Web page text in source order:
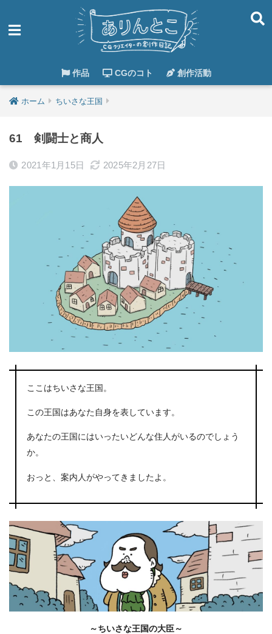
作品 CGのコト 創作活動
ホーム ちいさな王国
61 剣闘士と商人
2021年1月15日 2025年2月27日
ここはちいさな王国。
この王国はあなた自身を表しています。
あなたの王国にはいったいどんな住人がいるのでしょう
か。
おっと、案内人がやってきましたよ。
～ちいさな王国の大臣～